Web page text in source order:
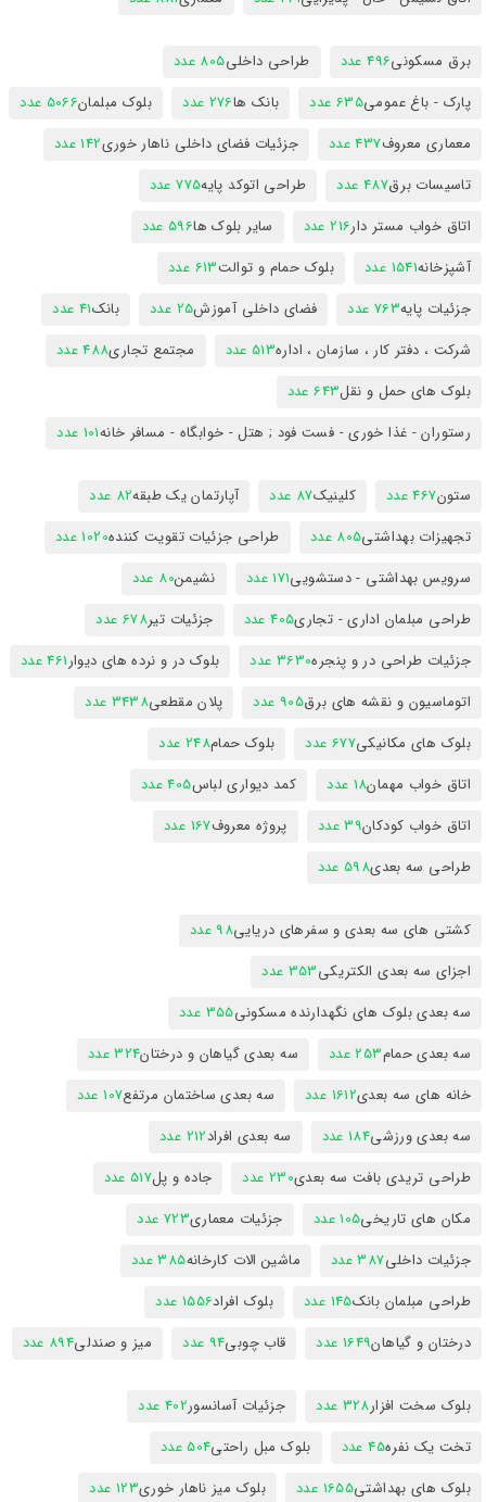
برق مسکونی496 عدد طراحی داخلی805 عدد
پارک - باغ عمومی635 عدد بانک ها276 عدد بلوک مبلمان5066 عدد
معماری معروف437 عدد جزئیات فضای داخلی ناهار خوری142 عدد
تاسیسات برق487 عدد طراحی اتوکد پایه775 عدد
اتاق خواب مستر دار216 عدد سایر بلوک ها596 عدد
آشپزخانه1541 عدد بلوک حمام و توالت613 عدد
جزئیات پایه763 عدد فضای داخلی آموزش25 عدد بانک41 عدد
شرکت ، دفتر کار ، سازمان ، اداره513 عدد مجتمع تجاری488 عدد
بلوک های حمل و نقل643 عدد
رستوران - غذا خوری - فست فود ; هتل - خوابگاه - مسافر خانه101 عدد
ستون467 عدد کلینیک87 عدد آپارتمان یک طبقه82 عدد
تجهیزات بهداشتی805 عدد طراحی جزئیات تقویت کننده1020 عدد
سرویس بهداشتی - دستشویی171 عدد نشیمن80 عدد
طراحی مبلمان اداری - تجاری405 عدد جزئیات تیر678 عدد
جزئیات طراحی در و پنجره3630 عدد بلوک در و نرده های دیوار461 عدد
اتوماسیون و نقشه های برق905 عدد پلان مقطعی3438 عدد
بلوک های مکانیکی677 عدد بلوک حمام248 عدد
اتاق خواب مهمان18 عدد کمد دیواری لباس405 عدد
اتاق خواب کودکان39 عدد پروژه معروف167 عدد
طراحی سه بعدی598 عدد
کشتی های سه بعدی و سفرهای دریایی98 عدد
اجزای سه بعدی الکتریکی353 عدد
سه بعدی بلوک های نگهدارنده مسکونی355 عدد
سه بعدی حمام253 عدد سه بعدی گیاهان و درختان324 عدد
خانه های سه بعدی1612 عدد سه بعدی ساختمان مرتفع107 عدد
سه بعدی ورزشی184 عدد سه بعدی افراد212 عدد
طراحی تریدی بافت سه بعدی230 عدد جاده و پل517 عدد
مکان های تاریخی105 عدد جزئیات معماری723 عدد
جزئیات داخلی387 عدد ماشین الات کارخانه385 عدد
طراحی مبلمان بانک145 عدد بلوک افراد1556 عدد
درختان و گیاهان1649 عدد قاب چوبی94 عدد میز و صندلی894 عدد
بلوک سخت افزار328 عدد جزئیات آسانسور402 عدد
تخت یک نفره45 عدد بلوک مبل راحتی504 عدد
بلوک های بهداشتی1655 عدد بلوک میز ناهار خوری123 عدد